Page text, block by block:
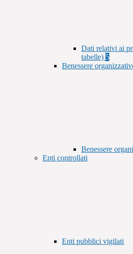
Dati relativi ai
tabelle) 5
Benessere
Benessere
Enti controllati
Enti pubblici vigilati